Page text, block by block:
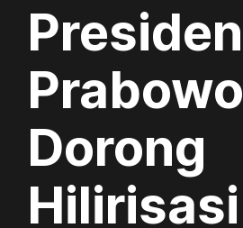
Presiden
Prabowo
Dorong
Hilirisasi